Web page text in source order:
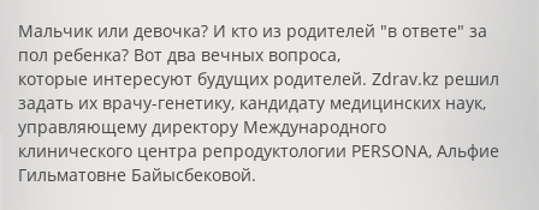
Мальчик или девочка? И кто из родителей "в ответе" за
пол ребенка? Вот два вечных вопроса,
которые интересуют будущих родителей. Zdrav.kz решил
задать их врачу-генетику, кандидату медицинских наук,
управляющему директору Международного
клинического центра репродуктологии PERSONA, Альфие
Гильматовне Байысбековой.